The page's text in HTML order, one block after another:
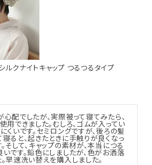
クナイトキャップ つるつるタイプ
配でしたが、実際被って寝てみたら、
用できました。むしろ、ゴムが入ってい
くいです。セミロングですが、後ろの髪
ると、起きたときに手触りが良くなっ
そして、キャップの素材が、本当につる
です。鉛色にしましたが、色がお洒落
早速洗い替えを購入しました。